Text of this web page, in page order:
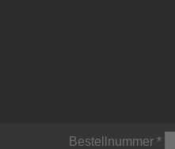
Bestellnummer *